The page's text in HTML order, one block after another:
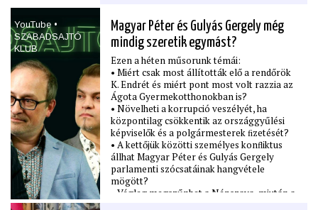
YouTube •
SZABADSAJTÓ
KLUB
Magyar Péter és Gulyás Gergely még
mindig szeretik egymást?
Ezen a héten műsorunk témái:
• Miért csak most állították elő a rendőrök
K. Endrét és miért pont most volt razzia az
Ágota Gyermekotthonokban is?
• Növelheti a korrupció veszélyét, ha
központilag csökkentik az országgyűlési
képviselők és a polgármesterek ﬁzetését?
• A kettőjük közötti személyes konﬂiktus
állhat Magyar Péter és Gulyás Gergely
parlamenti szócsatáinak hangvétele
mögött?
• Végleg megszűnhet a Népszava, miután a